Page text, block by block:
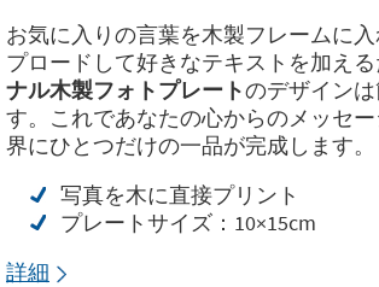
お気に入りの言葉を木製フレームに
プロードして好きなテキストを加える
ナル木製フォトプレートのデザイン
す。これであなたの心からのメッセ
界にひとつだけの一品が完成します。
写真を木に直接プリント
プレートサイズ：10×15cm
詳細